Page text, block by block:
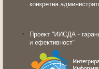
конкретна
Проект "ИИСДА -
и ефективност"